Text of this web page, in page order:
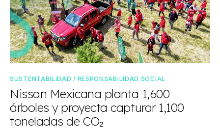
SUSTENTABILIDAD / RESPONSABILIDAD SOCIAL
Nissan Mexicana planta 1,600
árboles y proyecta capturar 1,100
toneladas de CO₂